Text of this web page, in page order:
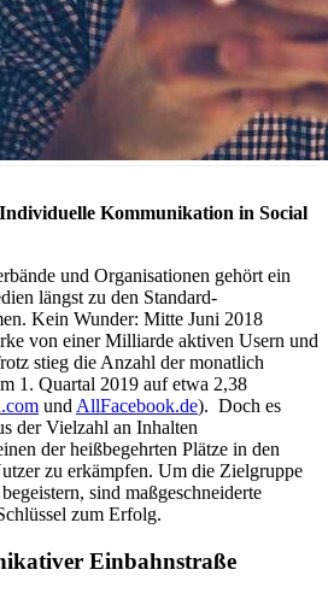
Kommunikation in Social
und Organisationen gehört ein
längst zu den Standard-
Kein Wunder: Mitte Juni 2018
von einer Milliarde aktiven Usern und
stieg die Anzahl der monatlich
1. Quartal 2019 auf etwa 2,38
undAllFacebook.de). Doch es
der Vielzahl an Inhalten
der heißbegehrten Plätze in den
zu erkämpfen. Um die Zielgruppe
sind maßgeschneiderte
zum Erfolg.
Einbahnstraße